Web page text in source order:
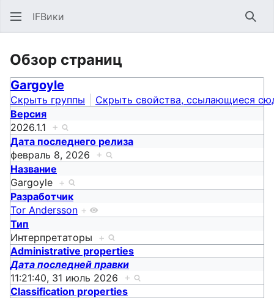
IFВики
Обзор страниц
Gargoyle
Скрыть группы
Скрыть свойства, ссылающиеся
Версия
2026.1.1 +
Дата последнего релиза
февраль 8, 2026 +
Название
Gargoyle +
Разработчик
Tor Andersson +
Тип
Интерпретаторы +
Administrative properties
Дата последней правки
11:21:40, 31 июль 2026 +
Classification properties